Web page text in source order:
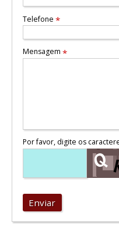
Telefone *
Mensagem *
Por favor, digite os
Enviar